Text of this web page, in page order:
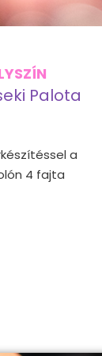
Palota
a
4 fajta